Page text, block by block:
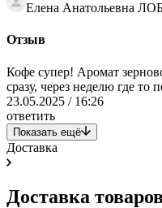
Елена Анатольевна
Отзыв
Кофе супер! Аромат
сразу, через неделю где то
23.05.2025 / 16:26
ответить
Показать ещё
Доставка
Доставка